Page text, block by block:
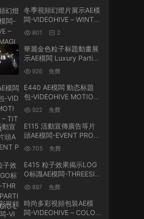
冬季視頻幻燈片展示AE模
闆-VIDEOHIVE – WINTE
R MAGIC SLIDESHOW –
13877685
801 2
華麗金色粒子标題動畫展
示AE模闆 Luxury Particl
es Titles
926 免費
E440 AE模闆 動态标題
包-VIDEOHIVE MOTION
TYPE – TITLES PACK
922 免費
E115 活動宣傳廣告等片
頭AE模闆-EVENT PROM
O 705 免費
E415 粒子效果揭示LOG
O标識AE模闆-THREESIX
TY PARTICLES MAGIC L
OGO
897 免費
時尚多彩視頻包裝AE模
闆-VIDEOHIVE – COLOR